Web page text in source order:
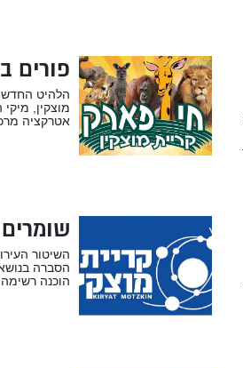
פורים
הלהיט
מוצקין,
אטרקציה
השיטור
הסברה
הוכנה